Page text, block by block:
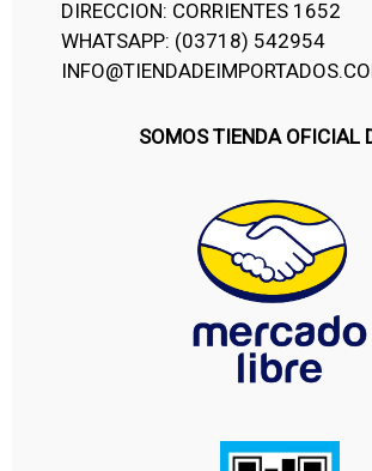
DIRECCION: CORRIENTES 1652
WHATSAPP: (03718) 542954
SOMOS TIENDA OFICIAL